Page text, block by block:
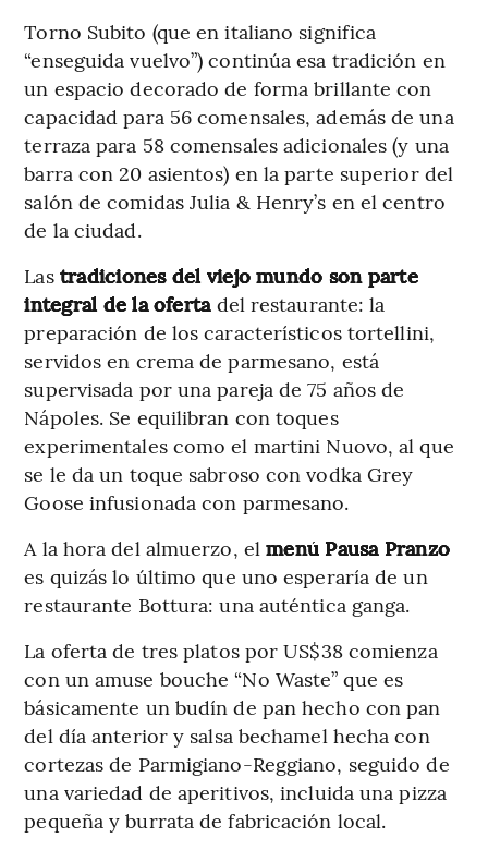
Torno Subito (que en italiano significa
“enseguida vuelvo”) continúa esa tradición en
un espacio decorado de forma brillante con
capacidad para 56 comensales, además de una
terraza para 58 comensales adicionales (y una
barra con 20 asientos) en la parte superior del
salón de comidas Julia & Henry’s en el centro
de la ciudad.
Lastradiciones del viejo mundo son parte
integral de la ofertadel restaurante: la
preparación de los característicos tortellini,
servidos en crema de parmesano, está
supervisada por una pareja de 75 años de
Nápoles. Se equilibran con toques
experimentales como el martini Nuovo, al que
se le da un toque sabroso con vodka Grey
Goose infusionada con parmesano.
A la hora del almuerzo, elmenú Pausa Pranzo
es quizás lo último que uno esperaría de un
restaurante Bottura: una auténtica ganga.
La oferta de tres platos por US$38 comienza
con un amuse bouche “No Waste” que es
básicamente un budín de pan hecho con pan
del día anterior y salsa bechamel hecha con
cortezas de Parmigiano-Reggiano, seguido de
una variedad de aperitivos, incluida una pizza
pequeña y burrata de fabricación local.